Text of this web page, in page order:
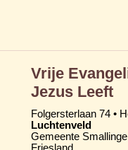
Vrije
Jezus Leeft
Folgersterlaan 74 •
Luchtenveld
Gemeente
Friesland